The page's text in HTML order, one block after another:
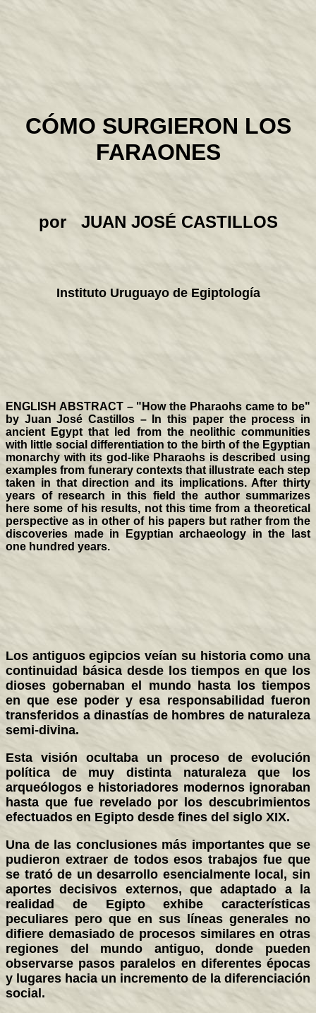
CÓMO SURGIERON LOS
FARAONES
por JUAN JOSÉ CASTILLOS
Instituto Uruguayo de Egiptología
ENGLISH ABSTRACT – "How the Pharaohs came to be"
by Juan José Castillos – In this paper the process in
ancient Egypt that led from the neolithic communities
with little social differentiation to the birth of the Egyptian
monarchy with its god-like Pharaohs is described using
examples from funerary contexts that illustrate each step
taken in that direction and its implications. After thirty
years of research in this field the author summarizes
here some of his results, not this time from a theoretical
perspective as in other of his papers but rather from the
discoveries made in Egyptian archaeology in the last
one hundred years.
Los antiguos egipcios veían su historia como una
continuidad básica desde los tiempos en que los
dioses gobernaban el mundo hasta los tiempos
en que ese poder y esa responsabilidad fueron
transferidos a dinastías de hombres de naturaleza
semi-divina.
Esta visión ocultaba un proceso de evolución
política de muy distinta naturaleza que los
arqueólogos e historiadores modernos ignoraban
hasta que fue revelado por los descubrimientos
efectuados en Egipto desde fines del siglo XIX.
Una de las conclusiones más importantes que se
pudieron extraer de todos esos trabajos fue que
se trató de un desarrollo esencialmente local, sin
aportes decisivos externos, que adaptado a la
realidad de Egipto exhibe características
peculiares pero que en sus líneas generales no
difiere demasiado de procesos similares en otras
regiones del mundo antiguo, donde pueden
observarse pasos paralelos en diferentes épocas
y lugares hacia un incremento de la diferenciación
social.